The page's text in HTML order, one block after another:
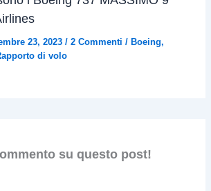
23, 2023/2 Commenti / Boeing,
di volo
su questo post!